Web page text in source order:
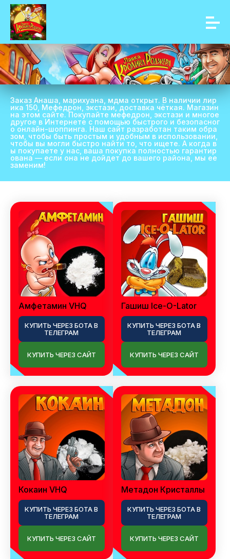
Заказ Анаша, марихуана, мдма открыт. В наличии лир
ика 150, Мефедрон, экстази, доставка чёткая. Магазин
на этом сайте. Покупайте мефедрон, экстази и многое
другое в Интернете с помощью быстрого и безопасног
о онлайн-шоппинга. Наш сайт разработан таким обра
зом, чтобы быть простым и удобным в использовании,
чтобы вы могли быстро найти то, что ищете. А когда в
ы покупаете у нас, ваша покупка полностью гарантир
ована — если она не дойдет до вашего района, мы ее
заменим!
Амфетамин VHQ
КУПИТЬ ЧЕРЕЗ БОТА В
ТЕЛЕГРАМ
КУПИТЬ ЧЕРЕЗ САЙТ
Гашиш Ice-O-Lator
КУПИТЬ ЧЕРЕЗ БОТА В
ТЕЛЕГРАМ
КУПИТЬ ЧЕРЕЗ САЙТ
Кокаин VHQ
КУПИТЬ ЧЕРЕЗ БОТА В
ТЕЛЕГРАМ
КУПИТЬ ЧЕРЕЗ САЙТ
Метадон Кристаллы
КУПИТЬ ЧЕРЕЗ БОТА В
ТЕЛЕГРАМ
КУПИТЬ ЧЕРЕЗ САЙТ